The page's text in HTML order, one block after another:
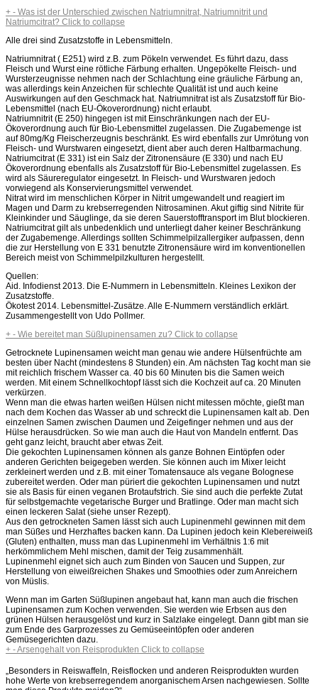
+ - Was ist der Unterschied zwischen Natriumnitrat, Natriumnitrit und
Natriumcitrat? Click to collapse
Alle drei sind Zusatzstoffe in Lebensmitteln.
Natriumnitrat ( E251) wird z.B. zum Pökeln verwendet. Es führt dazu, dass
Fleisch und Wurst eine rötliche Färbung erhalten. Ungepökelte Fleisch- und
Wursterzeugnisse nehmen nach der Schlachtung eine gräuliche Färbung an,
was allerdings kein Anzeichen für schlechte Qualität ist und auch keine
Auswirkungen auf den Geschmack hat. Natriumnitrat ist als Zusatzstoff für Bio-
Lebensmittel (nach EU-Ökoverordnung) nicht erlaubt.
Natriumnitrit (E 250) hingegen ist mit Einschränkungen nach der EU-
Ökoverordnung auch für Bio-Lebensmittel zugelassen. Die Zugabemenge ist
auf 80mg/Kg Fleischerzeugnis beschränkt. Es wird ebenfalls zur Umrötung von
Fleisch- und Wurstwaren eingesetzt, dient aber auch deren Haltbarmachung.
Natriumcitrat (E 331) ist ein Salz der Zitronensäure (E 330) und nach EU
Ökoverordnung ebenfalls als Zusatzstoff für Bio-Lebensmittel zugelassen. Es
wird als Säureregulator eingesetzt. In Fleisch- und Wurstwaren jedoch
vorwiegend als Konservierungsmittel verwendet.
Nitrat wird im menschlichen Körper in Nitrit umgewandelt und reagiert im
Magen und Darm zu krebserregenden Nitrosaminen. Akut giftig sind Nitrite für
Kleinkinder und Säuglinge, da sie deren Sauerstofftransport im Blut blockieren.
Natriumcitrat gilt als unbedenklich und unterliegt daher keiner Beschränkung
der Zugabemenge. Allerdings sollten Schimmelpilzallergiker aufpassen, denn
die zur Herstellung von E 331 benutzte Zitronensäure wird im konventionellen
Bereich meist von Schimmelpilzkulturen hergestellt.
Quellen:
Aid. Infodienst 2013. Die E-Nummern in Lebensmitteln. Kleines Lexikon der
Zusatzstoffe.
Ökotest 2014. Lebensmittel-Zusätze. Alle E-Nummern verständlich erklärt.
Zusammengestellt von Udo Pollmer.
+ - Wie bereitet man Süßlupinensamen zu? Click to collapse
Getrocknete Lupinensamen weicht man genau wie andere Hülsenfrüchte am
besten über Nacht (mindestens 8 Stunden) ein. Am nächsten Tag kocht man sie
mit reichlich frischem Wasser ca. 40 bis 60 Minuten bis die Samen weich
werden. Mit einem Schnellkochtopf lässt sich die Kochzeit auf ca. 20 Minuten
verkürzen.
Wenn man die etwas harten weißen Hülsen nicht mitessen möchte, gießt man
nach dem Kochen das Wasser ab und schreckt die Lupinensamen kalt ab. Den
einzelnen Samen zwischen Daumen und Zeigefinger nehmen und aus der
Hülse herausdrücken. So wie man auch die Haut von Mandeln entfernt. Das
geht ganz leicht, braucht aber etwas Zeit.
Die gekochten Lupinensamen können als ganze Bohnen Eintöpfen oder
anderen Gerichten beigegeben werden. Sie können auch im Mixer leicht
zerkleinert werden und z.B. mit einer Tomatensauce als vegane Bolognese
zubereitet werden. Oder man püriert die gekochten Lupinensamen und nutzt
sie als Basis für einen veganen Brotaufstrich. Sie sind auch die perfekte Zutat
für selbstgemachte vegetarische Burger und Bratlinge. Oder man macht sich
einen leckeren Salat (siehe unser Rezept).
Aus den getrockneten Samen lässt sich auch Lupinenmehl gewinnen mit dem
man Süßes und Herzhaftes backen kann. Da Lupinen jedoch kein Klebereiweiß
(Gluten) enthalten, muss man das Lupinenmehl im Verhältnis 1:6 mit
herkömmlichem Mehl mischen, damit der Teig zusammenhält.
Lupinenmehl eignet sich auch zum Binden von Saucen und Suppen, zur
Herstellung von eiweißreichen Shakes und Smoothies oder zum Anreichern
von Müslis.
Wenn man im Garten Süßlupinen angebaut hat, kann man auch die frischen
Lupinensamen zum Kochen verwenden. Sie werden wie Erbsen aus den
grünen Hülsen herausgelöst und kurz in Salzlake eingelegt. Dann gibt man sie
zum Ende des Garprozesses zu Gemüseeintöpfen oder anderen
Gemüsegerichten dazu.
+ -Arsengehalt von Reisprodukten Click to collapse
„Besonders in Reiswaffeln, Reisflocken und anderen Reisprodukten wurden
hohe Werte von krebserregendem anorganischem Arsen nachgewiesen. Sollte